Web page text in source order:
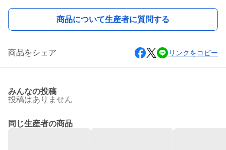
商品について生産者に質問する
商品をシェア リンクをコピー
みんなの投稿
投稿はありません
同じ生産者の商品